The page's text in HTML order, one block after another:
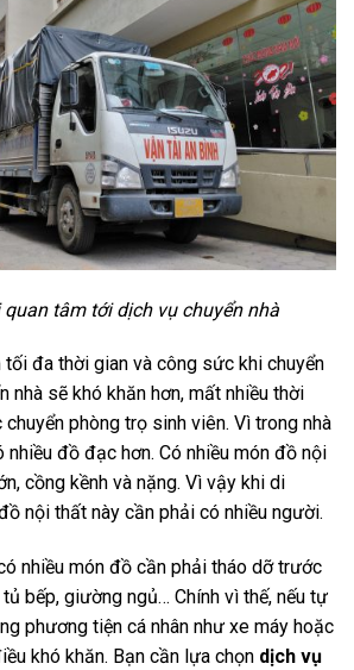
tâm tới dịch vụ chuyển nhà
tối đa thời gian và công sức khi chuyển
nhà sẽ khó khăn hơn, mất nhiều thời
phòng trọ sinh viên. Vì trong nhà
nhiều đồ đạc hơn. Có nhiều món đồ nội
cồng kềnh và nặng. Vì vậy khi di
nội thất này cần phải có nhiều người.
nhiều món đồ cần phải tháo dỡ trước
tủ bếp, giường ngủ… Chính vì thế, nếu tự
phương tiện cá nhân như xe máy hoặc
khó khăn. Bạn cần lựa chọn dịch vụ